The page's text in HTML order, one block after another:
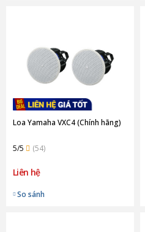
Loa Yamaha VXC4 (Chính hãng)
5/5 (54)
Liên hệ
So sánh